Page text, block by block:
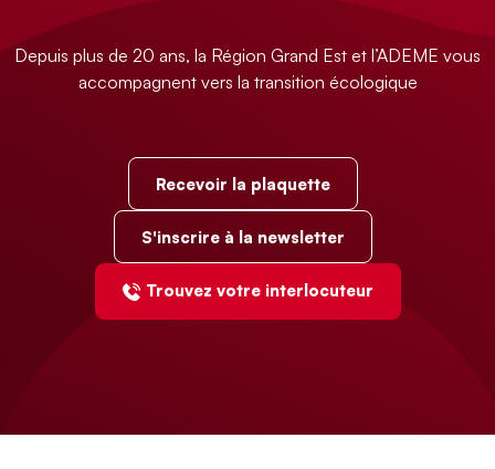
Depuis plus de 20 ans, la Région Grand Est et l’ADEME vous
accompagnent vers la transition écologique
Recevoir la plaquette
S'inscrire à la newsletter
Trouvez votre interlocuteur